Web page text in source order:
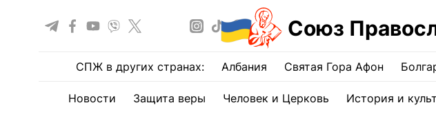
Союз
СПЖ в других странах: Албания Святая Гора Афон
Новости Защита веры Человек и Церковь История и